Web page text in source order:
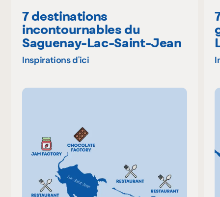
7 destinations
incontournables du
Saguenay-Lac-Saint-Jean
Inspirations d'ici